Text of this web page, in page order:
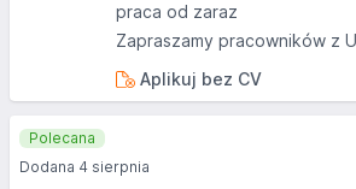
praca od zaraz
Zapraszamy pracowników z
Aplikuj bez CV
Polecana
Dodana 4 sierpnia